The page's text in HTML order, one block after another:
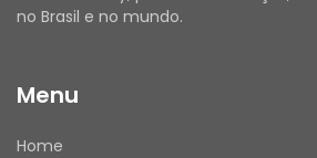
no Brasil e no mundo.
Menu
Home